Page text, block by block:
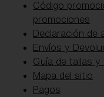
Código
promociones
Declaración de
Envíos y
Guía de tallas
Mapa del sitio
Pagos